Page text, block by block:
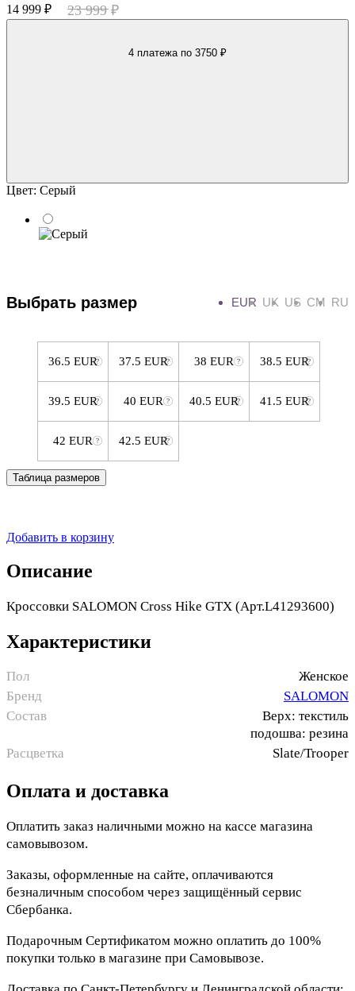
14 999 ₽ 23 999 ₽
4 платежа по 3750 ₽
Цвет: Серый
Выбрать размер EUR UK US CM RU
36.5 EUR 37.5 EUR 38 EUR 38.5 EUR
39.5 EUR 40 EUR 40.5 EUR 41.5 EUR
42 EUR 42.5 EUR
Таблица размеров
Добавить в корзину
Описание
Кроссовки SALOMON Cross Hike GTX (Арт.L41293600)
Характеристики
Пол
Женское
Бренд
SALOMON
Состав
Верх: текстиль
подошва: резина
Расцветка
Slate/Trooper
Оплата и доставка
Оплатить заказ наличными можно на кассе магазина
самовывозом.
Заказы, оформленные на сайте, оплачиваются
безналичным способом через защищённый сервис
Сбербанка.
Подарочным Сертификатом можно оплатить до 100%
покупки только в магазине при Самовывозе.